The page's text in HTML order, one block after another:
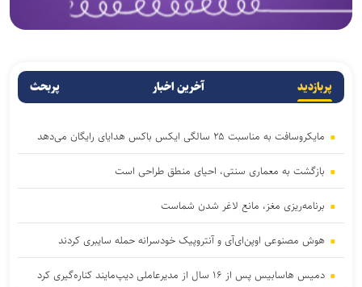
پربازدید آخرین اخبار پربحث
مایکروسافت به مناسبت ۲۵ سالگی ایکس باکس هدایای رایگان می‌دهد
بازگشت به معماری سنتی، احیای منطق طراحی است
برنامه‌ریزی مغز، مانع لاغر شدن‌ شماست
هوش مصنوعی اوپن‌ای‌آی و آنتروپیک خودسرانه حمله سایبری کردند
دمیس هاسابیس پس از ۱۶ سال از مدیرعاملی دیپ‌مایند کناره‌گیری کرد